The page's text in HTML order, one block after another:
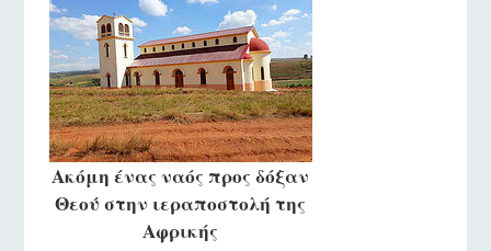
Ακόμη ένας ναός προς δόξαν
Θεού στην ιεραποστολή της
Αφρικής